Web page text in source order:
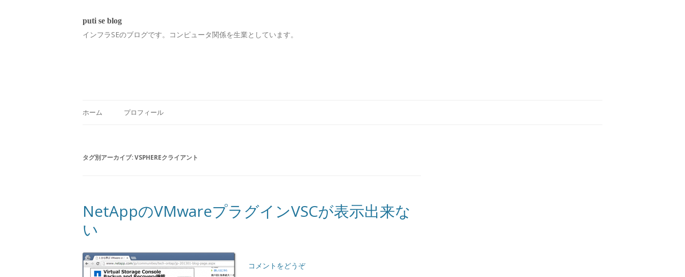
puti se blog
インフラSEのブログです。コンピュータ関係を生業としています。
ホーム プロフィール
タグ別アーカイブ: VSPHEREクライアント
NetAppのVMwareプラグインVSCが表示出来な
い
コメントをどうぞ